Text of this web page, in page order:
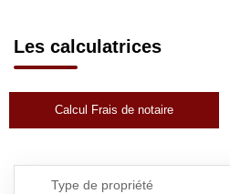
Les calculatrices
Calcul Frais de notaire